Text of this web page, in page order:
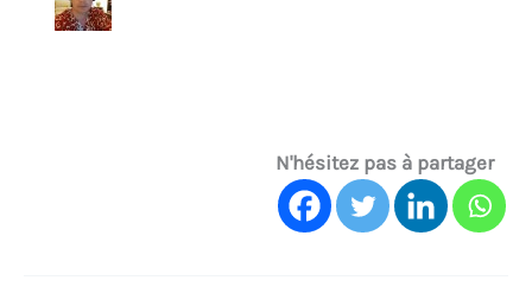
N'hésitez pas à partager